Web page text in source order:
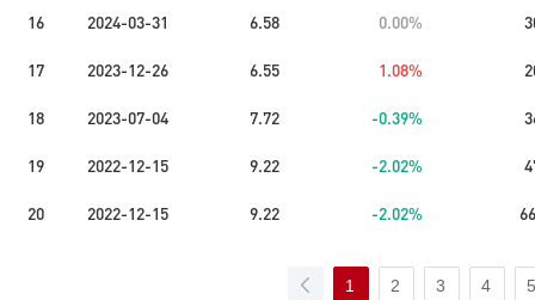
16 2024-03-31 6.58 0.00%
17 2023-12-26 6.55 1.08%
18 2023-07-04 7.72 -0.39%
19 2022-12-15 9.22 -2.02%
20 2022-12-15 9.22 -2.02%
1 2 3 4